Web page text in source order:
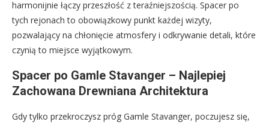
harmonijnie łączy przeszłość z teraźniejszością. Spacer po
tych rejonach to obowiązkowy punkt każdej wizyty,
pozwalający na chłonięcie atmosfery i odkrywanie detali, które
czynią to miejsce wyjątkowym.
Spacer po Gamle Stavanger – Najlepiej
Zachowana Drewniana Architektura
Gdy tylko przekroczysz próg Gamle Stavanger, poczujesz się,